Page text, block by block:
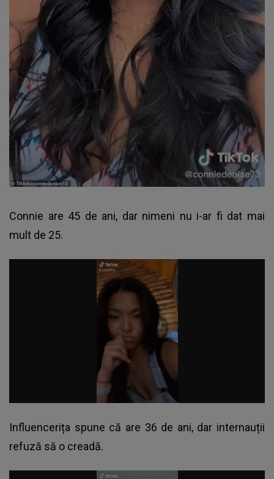
Connie are 45 de ani, dar nimeni nu i-ar fi dat mai
mult de 25.
Influencerița spune că are 36 de ani, dar internauții
refuză să o creadă.